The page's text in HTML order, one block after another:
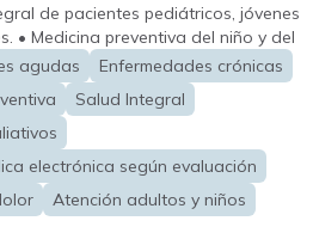
de pacientes pediátricos, jóvenes
• Medicina preventiva del niño y del
y revisión de exámenes preventivos).
recetas (crónicas cardiovascular,
magistrales) No se extienden
• No se emiten licencias médicas
agudas
Enfermedades crónicas
Salud Integral
electrónica según evaluación
Atención adultos y niños